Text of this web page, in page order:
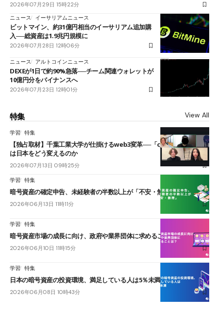
2026年07月29日 15時22分
ニュース
イーサリアムニュース
ビットマイン、約31億円相当のイーサリアム追加購
入──総資産は1.9兆円規模に
2026年07月28日 12時06分
ニュース アルトコインニュース
DEXEが1日で約90%急落──チーム関連ウォレットが
10億円分をバイナンスへ
2026年07月23日 12時01分
特集 View All
学習 特集
【独占取材】千葉工業大学が仕掛けるweb3変革──「cJPY」とAIの融合
は日本をどう変えるのか
2026年07月13日 09時25分
学習 特集
暗号資産の確定申告、未経験者の半数以上が「不安・無理」
2026年06月13日 11時11分
学習 特集
暗号資産市場の成長に向け、政府や業界団体に求めることは？
2026年06月10日 11時15分
学習 特集
日本の暗号資産の投資環境、満足している人は5％未満
2026年06月08日 10時43分